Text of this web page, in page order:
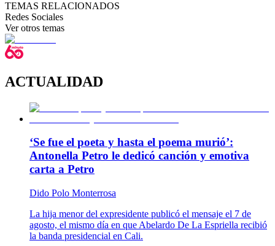
TEMAS RELACIONADOS
Redes Sociales
Ver otros temas
ACTUALIDAD
‘Se fue el poeta y hasta el poema murió’:
Antonella Petro le dedicó canción y emotiva
carta a Petro
Dido Polo Monterrosa
La hija menor del expresidente publicó el mensaje el 7 de
agosto, el mismo día en que Abelardo De La Espriella recibió
la banda presidencial en Cali.